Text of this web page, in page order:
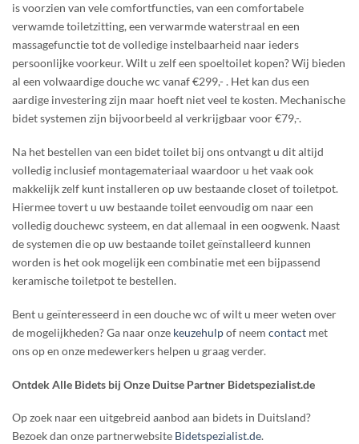
is voorzien van vele comfortfuncties, van een comfortabele
verwamde toiletzitting, een verwarmde waterstraal en een
massagefunctie tot de volledige instelbaarheid naar ieders
persoonlijke voorkeur. Wilt u zelf een spoeltoilet kopen? Wij bieden
al een volwaardige douche wc vanaf €299,- . Het kan dus een
aardige investering zijn maar hoeft niet veel te kosten. Mechanische
bidet systemen zijn bijvoorbeeld al verkrijgbaar voor €79,-.
Na het bestellen van een bidet toilet bij ons ontvangt u dit altijd
volledig inclusief montagemateriaal waardoor u het vaak ook
makkelijk zelf kunt installeren op uw bestaande closet of toiletpot.
Hiermee tovert u uw bestaande toilet eenvoudig om naar een
volledig douchewc systeem, en dat allemaal in een oogwenk. Naast
de systemen die op uw bestaande toilet geïnstalleerd kunnen
worden is het ook mogelijk een combinatie met een bijpassend
keramische toiletpot te bestellen.
Bent u geïnteresseerd in een douche wc of wilt u meer weten over
de mogelijkheden? Ga naar onze keuzehulpof neem contact met
ons op en onze medewerkers helpen u graag verder.
Ontdek Alle Bidets bij Onze Duitse Partner Bidetspezialist.de
Op zoek naar een uitgebreid aanbod aan bidets in Duitsland?
Bezoek dan onze partnerwebsite Bidetspezialist.de.